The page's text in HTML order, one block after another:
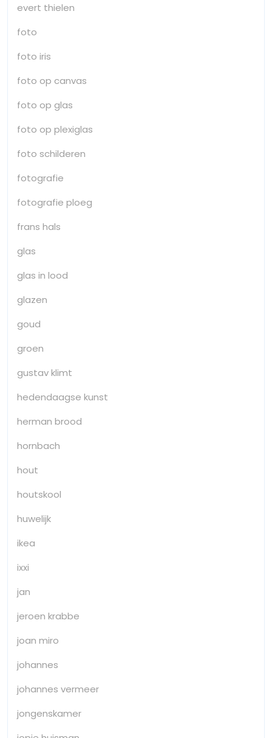
evert thielen
foto
foto iris
foto op canvas
foto op glas
foto op plexiglas
foto schilderen
fotografie
fotografie ploeg
frans hals
glas
glas in lood
glazen
goud
groen
gustav klimt
hedendaagse kunst
herman brood
hornbach
hout
houtskool
huwelijk
ikea
ixxi
jan
jeroen krabbe
joan miro
johannes
johannes vermeer
jongenskamer